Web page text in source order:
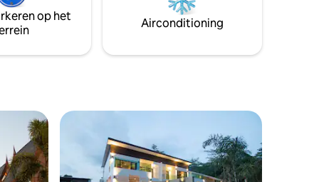
keuken + koffie, magnetron,
op het
Airconditioning